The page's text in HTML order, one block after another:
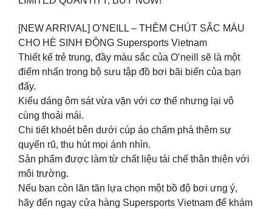
[NEW ARRIVAL] O’NEILL – THÊM CHÚT SẮC MÀU
CHO HÈ SINH ĐỘNG Supersports Vietnam
Thiết kế trẻ trung, đầy màu sắc của O’neill sẽ là một
điểm nhấn trong bộ sưu tập đồ bơi bãi biển của bạn
đấy.
Kiểu dáng ôm sát vừa vặn với cơ thể nhưng lại vô
cùng thoải mái.
Chi tiết khoét bên dưới cúp áo chấm phá thêm sự
quyến rũ, thu hút mọi ánh nhìn.
Sản phẩm được làm từ chất liệu tái chế thân thiện với
môi trường.
Nếu bạn còn lăn tăn lựa chọn một bồ độ bơi ưng ý,
hãy đến ngay cửa hàng Supersports Vietnam để khám